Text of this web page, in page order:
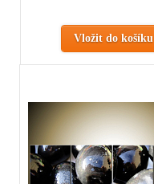
Vložit do košíku